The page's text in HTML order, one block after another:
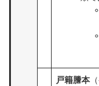
戸籍謄本